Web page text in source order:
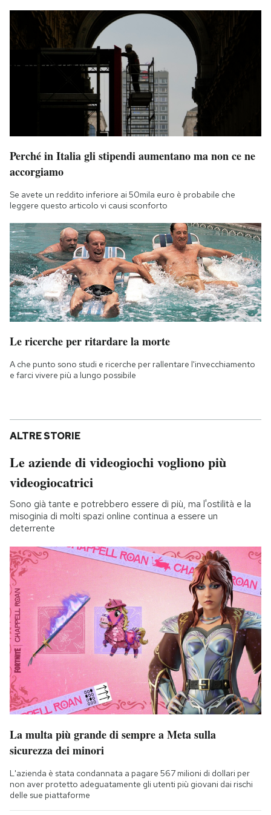
Perché in Italia gli stipendi aumentano ma non ce ne
accorgiamo
Se avete un reddito inferiore ai 50mila euro è probabile che
leggere questo articolo vi causi sconforto
Le ricerche per ritardare la morte
A che punto sono studi e ricerche per rallentare l'invecchiamento
e farci vivere più a lungo possibile
ALTRE STORIE
Le aziende di videogiochi vogliono più
videogiocatrici
Sono già tante e potrebbero essere di più, ma l'ostilità e la
misoginia di molti spazi online continua a essere un
deterrente
La multa più grande di sempre a Meta sulla
sicurezza dei minori
L'azienda è stata condannata a pagare 567 milioni di dollari per
non aver protetto adeguatamente gli utenti più giovani dai rischi
delle sue piattaforme